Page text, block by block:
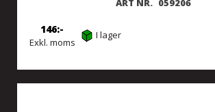
ART NR. 059206
Exkl. moms
146 I lager